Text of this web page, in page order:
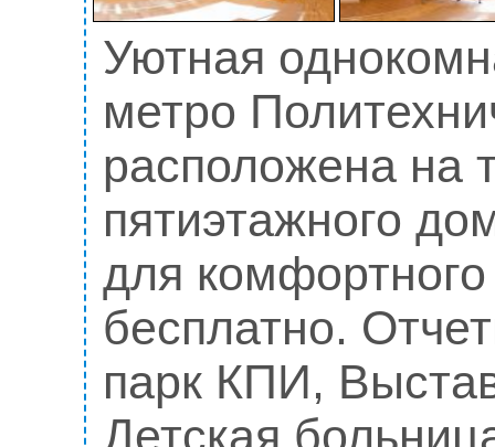
Уютная
метро
расположена на
пятиэтажного
для
бесплатно.
парк КПИ,
Детская